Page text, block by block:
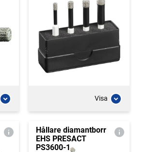
Visa
Hållare diamantborr
EHS PRESACT
PS3600-1